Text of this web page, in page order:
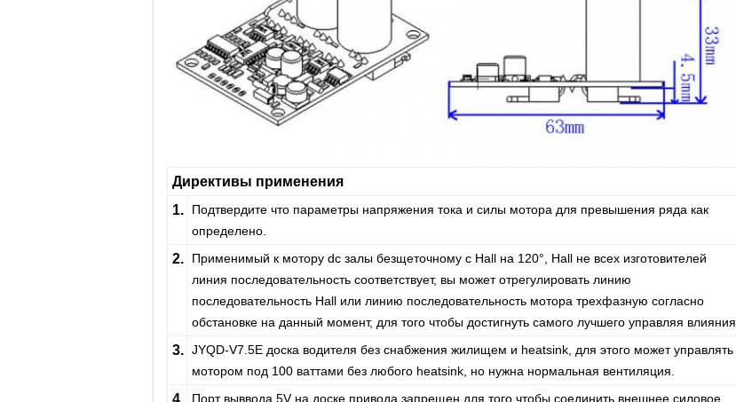
Директивы применения
1.
Подтвердите что параметры напряжения тока и силы мотора для превышения ряда как
определено.
2.
Применимый к мотору dc залы безщеточному с Hall на 120°, Hall не всех изготовителей
линия последовательность соответствует, вы может отрегулировать линию
последовательность Hall или линию последовательность мотора трехфазную согласно
обстановке на данный момент, для того чтобы достигнуть самого лучшего управляя влияния.
3. JYQD-V7.5E доска водителя без снабжения жилищем и heatsink, для этого может управлять
мотором под 100 ваттами без любого heatsink, но нужна нормальная вентиляция.
4. Порт выввода 5V на доске привода запрещен для того чтобы соединить внешнее силовое